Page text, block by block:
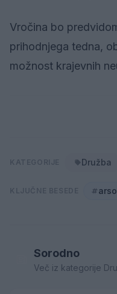
Vročina bo
prihodnjega tedna,
možnost krajevnih
Družba
arso
Sorodno
Več iz kategorije